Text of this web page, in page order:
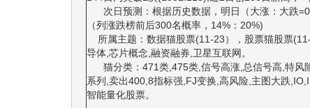
次日预测：根据历史数据，明日（大涨：大跌=0
（列涨跌榜前后300名概率，14%：20%)
所属主题：数据猫股票(11-23），股票猫股票
导体,芯片概念,融资融券,卫星互联网。
猫分类：471类,475类,信号高涨,总信号高,特风
系列,卖出400,8指标强,FJ变换,高风险,主图大跌
智能量化股票。